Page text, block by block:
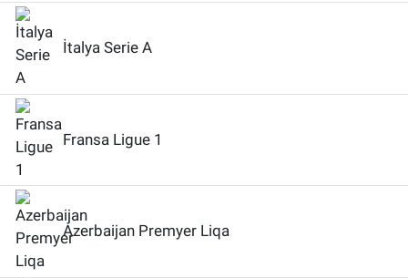
İtalya Serie A
Fransa Ligue 1
Azerbaijan Premyer Liqa